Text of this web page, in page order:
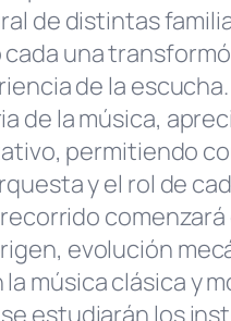
de distintas
una
de la
de la música,
permitiendo
y el rol de
comenzará
evolución
música clásica y
estudiarán los